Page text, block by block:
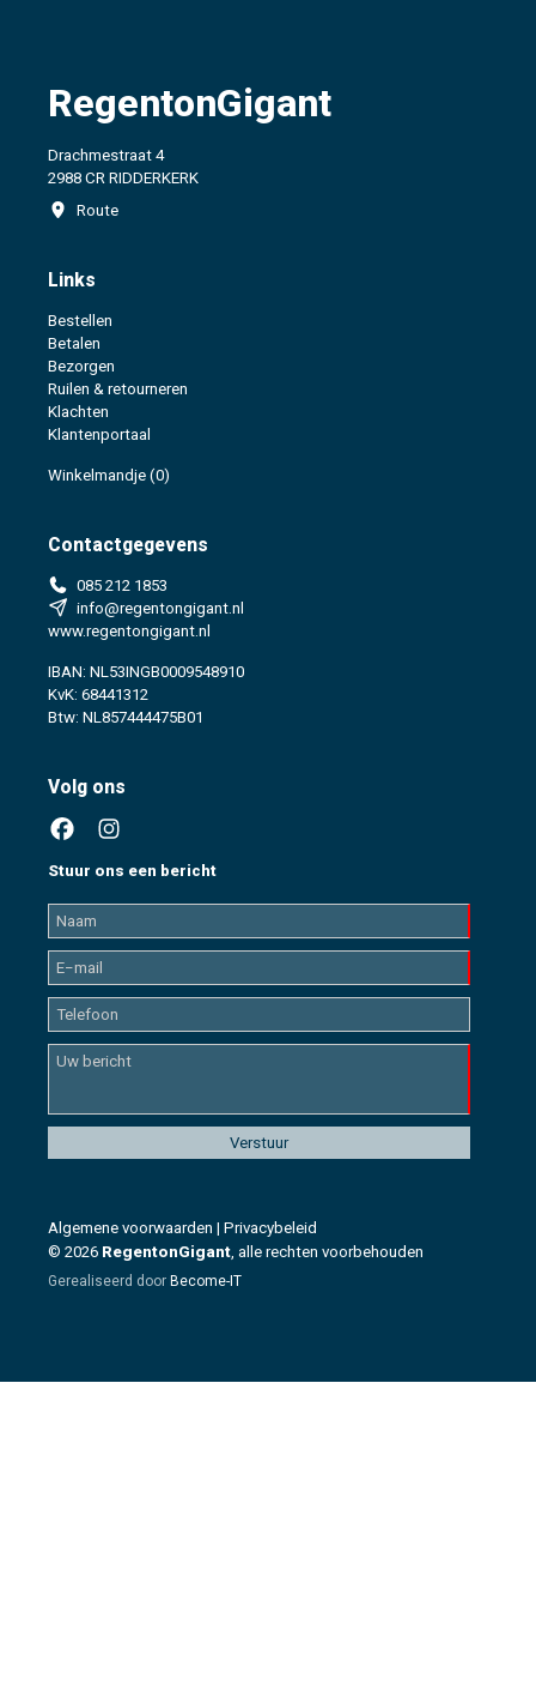
RegentonGigant
Drachmestraat 4
2988 CR RIDDERKERK
Route
Links
Bestellen
Betalen
Bezorgen
Ruilen & retourneren
Klachten
Klantenportaal
Winkelmandje (0)
Contactgegevens
085 212 1853
info@regentongigant.nl
www.regentongigant.nl
IBAN: NL53INGB0009548910
KvK: 68441312
Btw: NL857444475B01
Volg ons
Stuur ons een bericht
Algemene voorwaarden | Privacybeleid
© 2026 RegentonGigant, alle rechten voorbehouden
Gerealiseerd door Become-IT